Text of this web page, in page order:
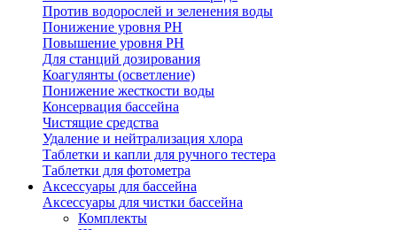
Против водорослей и зеленения воды
Понижение уровня РН
Повышение уровня РН
Для станций дозирования
Коагулянты (осветление)
Понижение жесткости воды
Консервация бассейна
Чистящие средства
Удаление и нейтрализация хлора
Таблетки и капли для ручного тестера
Таблетки для фотометра
Аксессуары для бассейна
Аксессуары для чистки бассейна
Комплекты